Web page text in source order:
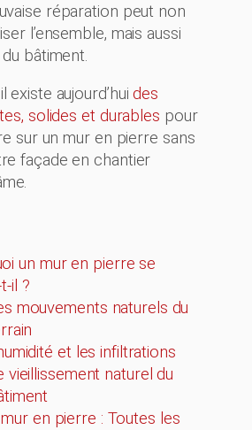
réparation peut non
l’ensemble, mais aussi
bâtiment.
existe aujourd’huides
solides et durables pour
sur un mur en pierre sans
façade en chantier
un mur en pierre se
il ?
mouvements naturels du
et les infiltrations
vieillissement naturel du
en pierre : Toutes les